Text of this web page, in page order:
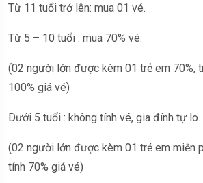
Từ 11 tuổi trở lên: mua 01 vé.
Từ 5 – 10 tuổi : mua 70% vé.
(02 người lớn được kèm 01 trẻ em 70%,
100% giá vé)
Dưới 5 tuổi : không tính vé, gia đính tự lo.
(02 người lớn được kèm 01 trẻ em miễn
tính 70% giá vé)